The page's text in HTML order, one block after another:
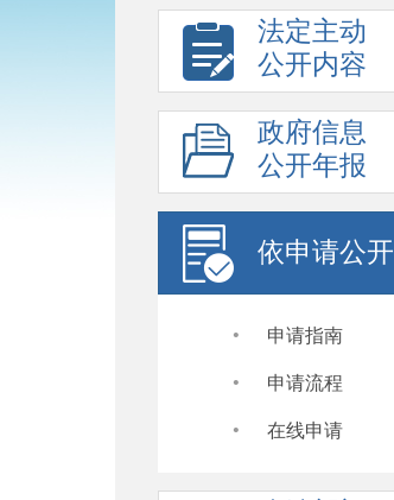
法定主动
公开内容
政府信息
公开年报
依申请公开
· 申请指南
· 申请流程
· 在线申请